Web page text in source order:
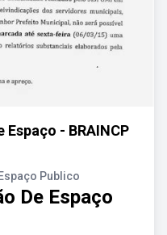
- BRAINCP
Publico
De Espaço